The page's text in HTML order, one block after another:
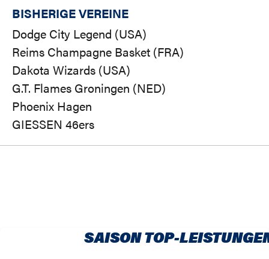
BISHERIGE VEREINE
Dodge City Legend (USA)
Reims Champagne Basket (FRA)
Dakota Wizards (USA)
G.T. Flames Groningen (NED)
Phoenix Hagen
GIESSEN 46ers
SAISON TOP-